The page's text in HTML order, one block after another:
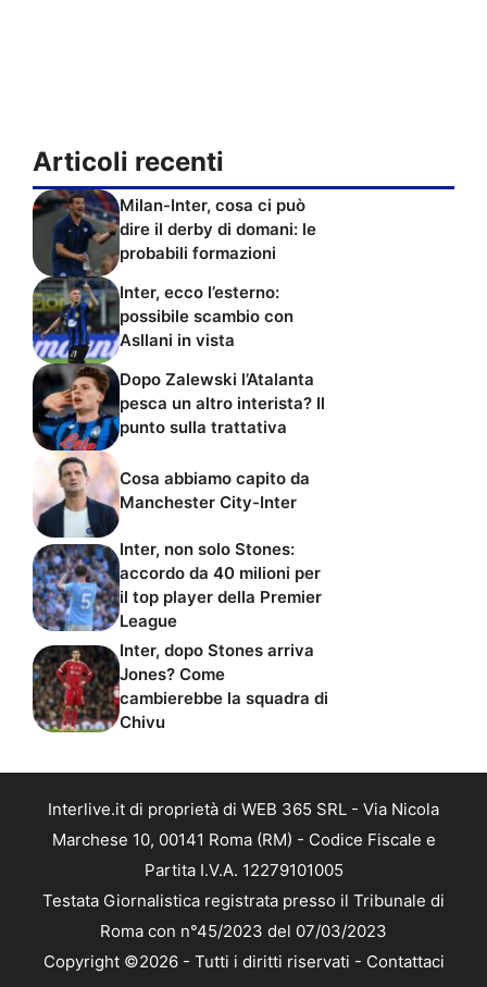
Articoli recenti
Milan-Inter, cosa ci può
dire il derby di domani: le
probabili formazioni
Inter, ecco l’esterno:
possibile scambio con
Asllani in vista
Dopo Zalewski l’Atalanta
pesca un altro interista? Il
punto sulla trattativa
Cosa abbiamo capito da
Manchester City-Inter
Inter, non solo Stones:
accordo da 40 milioni per
il top player della Premier
League
Inter, dopo Stones arriva
Jones? Come
cambierebbe la squadra di
Chivu
Interlive.it di proprietà di WEB 365 SRL - Via Nicola
Marchese 10, 00141 Roma (RM) - Codice Fiscale e
Partita I.V.A. 12279101005
Testata Giornalistica registrata presso il Tribunale di
Roma con n°45/2023 del 07/03/2023
Copyright ©2026 - Tutti i diritti riservati - Contattaci